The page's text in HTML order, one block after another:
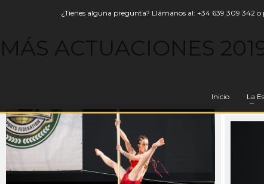
¿Tienes alguna pregunta? Llámanos al: +34 639 309 342 o
Inicio La
MÁS ACTUACIONES